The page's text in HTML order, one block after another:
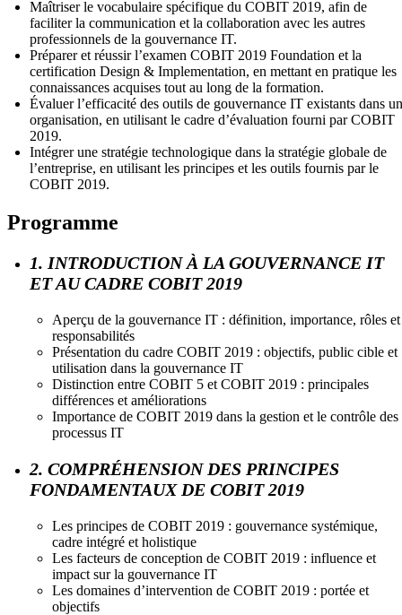
Maîtriser le vocabulaire spécifique du COBIT 2019, afin de
faciliter la communication et la collaboration avec les autres
professionnels de la gouvernance IT.
Préparer et réussir l’examen COBIT 2019 Foundation et la
certification Design & Implementation, en mettant en pratique les
connaissances acquises tout au long de la formation.
Évaluer l’efficacité des outils de gouvernance IT existants dans
organisation, en utilisant le cadre d’évaluation fourni par COBIT
2019.
Intégrer une stratégie technologique dans la stratégie globale de
l’entreprise, en utilisant les principes et les outils fournis par le
COBIT 2019.
Programme
1. INTRODUCTION À LA GOUVERNANCE IT
ET AU CADRE COBIT 2019
Aperçu de la gouvernance IT : définition, importance, rôles et
responsabilités
Présentation du cadre COBIT 2019 : objectifs, public cible et
utilisation dans la gouvernance IT
Distinction entre COBIT 5 et COBIT 2019 : principales
différences et améliorations
Importance de COBIT 2019 dans la gestion et le contrôle des
processus IT
2. COMPRÉHENSION DES PRINCIPES
FONDAMENTAUX DE COBIT 2019
Les principes de COBIT 2019 : gouvernance systémique,
cadre intégré et holistique
Les facteurs de conception de COBIT 2019 : influence et
impact sur la gouvernance IT
Les domaines d’intervention de COBIT 2019 : portée et
objectifs